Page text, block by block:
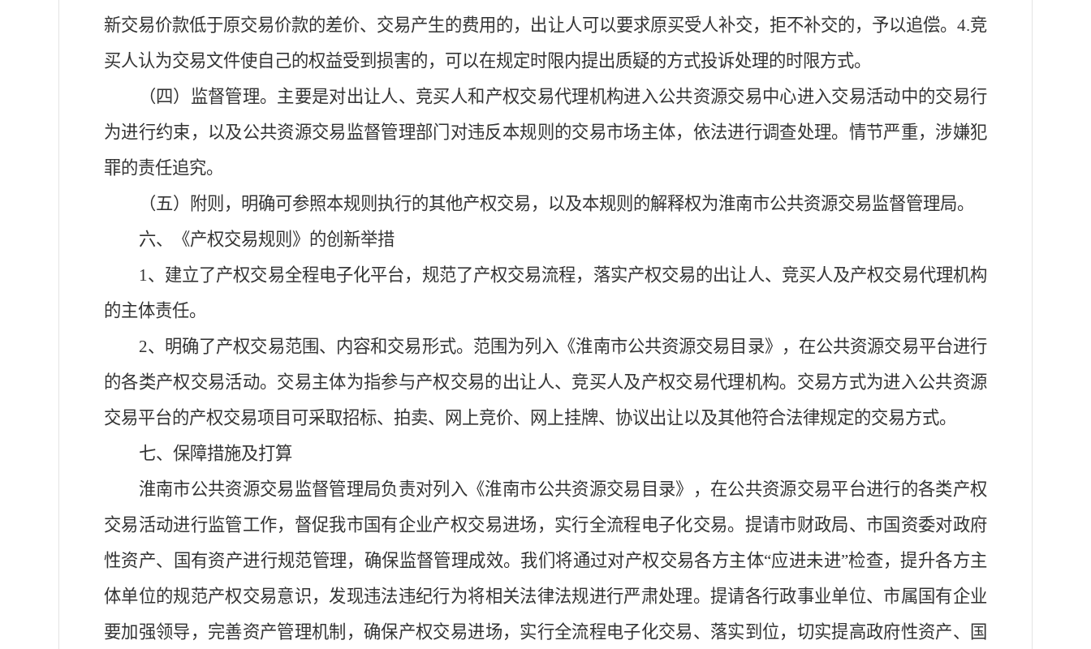
新交易价款低于原交易价款的差价、交易产生的费用的，出让人可以要求原买受人补交，拒不补交的，予以追偿。 4.竞
买人认为交易文件使自己的权益受到损害的， 可以在规定时限内提出质疑的方式投诉处理的时限方式。
（四） 监督管理。主要是对出让人、 竞买人和 产权交易代理机构进入公共资源交易中心进入交易活动中的交易行
为进行约束，以及公共资源交易监督管理部门对违反本规则的交易市场主体，依法进行调查处理。情节严重，涉嫌犯
罪的责任追究。
（五）
附则 ，明确可参照本规则执行的其他产权交易 ，以及本规则 的解释权为淮南市公共资源交易监督管理局。
六、《产权交易规则》的创新举措
1、建立了产权交易全程电子化平台， 规范了产权交易流程， 落实产权交易的出让人、竞买人及产权交易代理机构
的主体责任。
2、明确了产权交易范围 、 内容和交易形式。范围 为列入《淮南市公共资源交易目录》，在公共资源交易平台进行
的各类产权交易活动。交易主体为指参与产权交易的出让人、竞买人及产权交易代理机构。交易方式为进入公共资源
交易平台的产权交易项目可采取招标、拍卖、网上竞价、网上挂牌、协议出让以及其他符合法律规定的交易方式。
七、保障措施及打算
淮南市公共资源交易监督管理局负责对列入《淮南市公共资源交易目录》，在公共资源交易平台进行的各类产权
交易活动进行监管工作，督促我市国有企业产权交易进场 ， 实行全流程电子化交易。提请市财政局、市国资委对政府
性资产、国有资产进行规范管理， 确保监督管理成效。我们将通过对产权交易各方主体“应进未进”检查，提升各方主
体单位的规范产权交易意识，发现违法违纪行为将相关法律法规进行严肃处理。提请各行政事业单位、市属国有企业
要加强领导，完善资产管理机制 ，确保产权交易进场， 实行全流程电子化交易、落实到位，切实提高政府性资产、国